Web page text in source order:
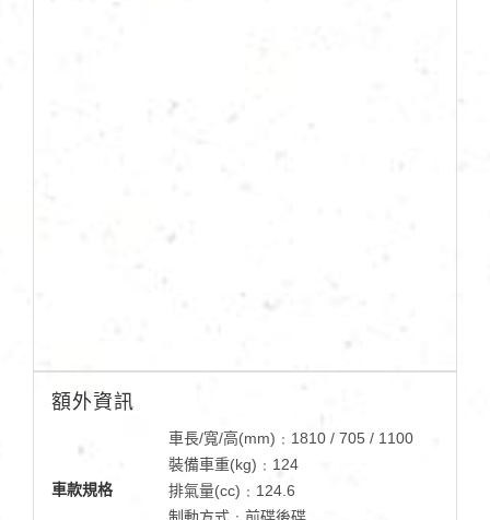
額外資訊
車款規格
車長/寬/高(mm)﹕1810 / 705 / 1100
裝備車重(kg)﹕124
排氣量(cc)﹕124.6
制動方式﹕前碟後碟